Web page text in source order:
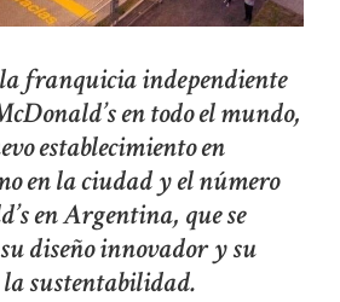
franquicia independiente
en todo el mundo,
establecimiento en
en la ciudad y el número
en Argentina, que se
diseño innovador y su
sustentabilidad.